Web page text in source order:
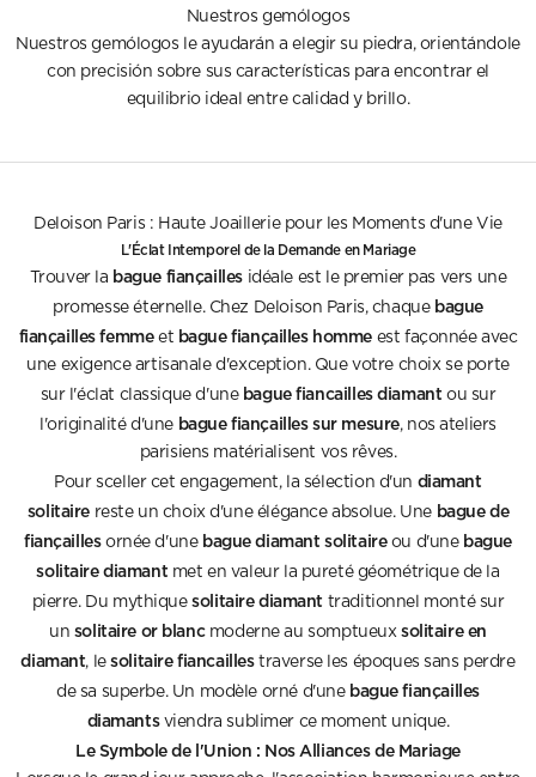
Nuestros gemólogos
Nuestros gemólogos le ayudarán a elegir su piedra, orientándole
con precisión sobre sus características para encontrar el
equilibrio ideal entre calidad y brillo.
Deloison Paris : Haute Joaillerie pour les Moments d'une Vie
L'Éclat Intemporel de la Demande en Mariage
Trouver la bague fiançaillesidéale est le premier pas vers une
promesse éternelle. Chez Deloison Paris, chaque bague
fiançailles femmeet bague fiançailles homme est façonnée avec
une exigence artisanale d'exception. Que votre choix se porte
sur l'éclat classique d'une bague fiancailles diamant ou sur
l'originalité d'une bague fiançailles sur mesure, nos ateliers
parisiens matérialisent vos rêves.
Pour sceller cet engagement, la sélection d'un diamant
solitaire reste un choix d'une élégance absolue. Une bague de
fiançaillesornée d'une bague diamant solitaireou d'une bague
solitaire diamant met en valeur la pureté géométrique de la
pierre. Du mythiquesolitaire diamant traditionnel monté sur
un solitaire or blancmoderne au somptueux solitaire en
diamant, lesolitaire fiancaillestraverse les époques sans perdre
de sa superbe. Un modèle orné d'une bague fiançailles
diamantsviendra sublimer ce moment unique.
Le Symbole de l'Union : Nos Alliances de Mariage